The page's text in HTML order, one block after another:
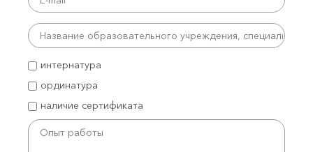
интернатура
ординатура
наличие сертификата